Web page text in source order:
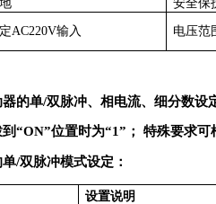
安全保
AC220V输入 电压范
器的单/双脉冲、相电流、细分数设
“ON”位置时为“1” ； 特殊要求
单/双脉冲模式设定：
设置说明